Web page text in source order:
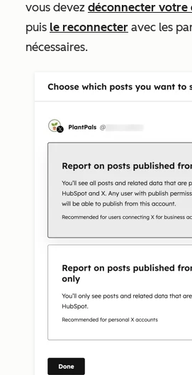
vous devez déconnecter votre
puis le reconnecter avec les
nécessaires.